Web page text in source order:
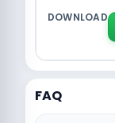
FAQ